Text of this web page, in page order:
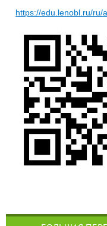
https://edu.lenobl.ru/ru/